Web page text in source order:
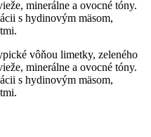
minerálne a ovocné tóny.
s hydinovým mäsom,
vôňou limetky, zeleného
minerálne a ovocné tóny.
s hydinovým mäsom,